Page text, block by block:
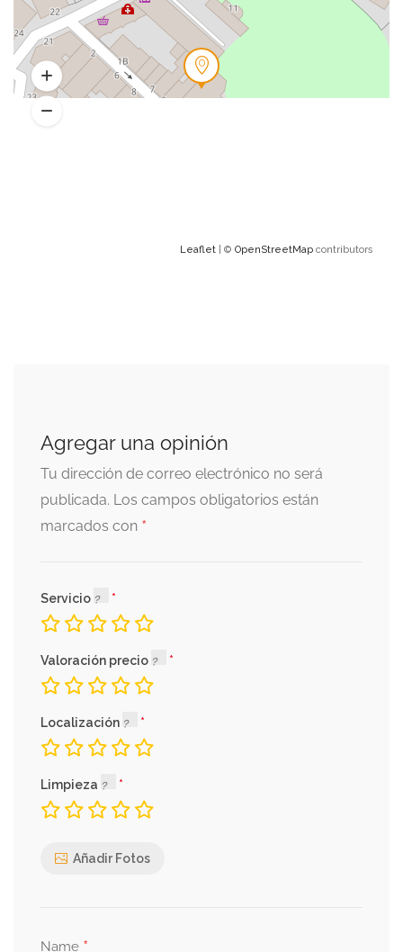
Leaflet | © OpenStreetMap contributors
Agregar una opinión
Tu dirección de correo electrónico no será
publicada. Los campos obligatorios están
marcados con *
Servicio
Valoración precio
Localización
Limpieza
Añadir Fotos
Name